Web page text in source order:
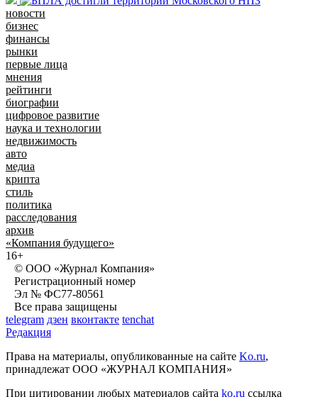
новости
бизнес
финансы
рынки
первые лица
мнения
рейтинги
биографии
цифровое развитие
наука и технологии
недвижимость
авто
медиа
крипта
стиль
политика
расследования
архив
«Компания будущего»
16+
© ООО «Журнал Компания»
Регистрационный номер
Эл № ФС77-80561
Все права защищены
telegram дзен вконтакте tenchat
Редакция
Права на материалы, опубликованные на сайте Ko.ru,
принадлежат ООО «ЖУРНАЛ КОМПАНИЯ»
При цитировании любых материалов сайта ko.ru ссылка